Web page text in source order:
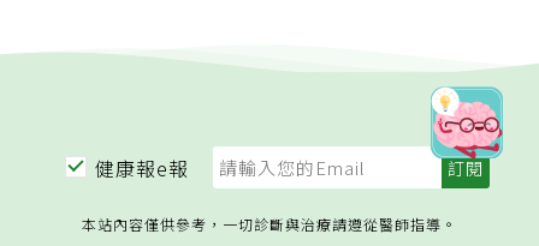
健康報e報
本站內容僅供參考，一切診斷與治療請遵從醫師指導。